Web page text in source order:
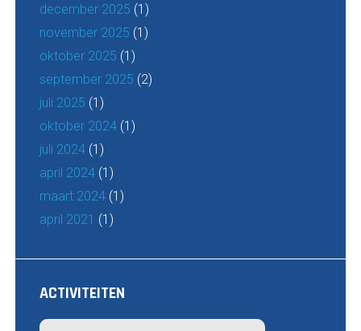
december 2025 (1)
november 2025 (1)
oktober 2025 (1)
september 2025 (2)
juli 2025 (1)
oktober 2024(1)
juli 2024(1)
april 2024(1)
maart 2024(1)
april 2021 (1)
ACTIVITEITEN